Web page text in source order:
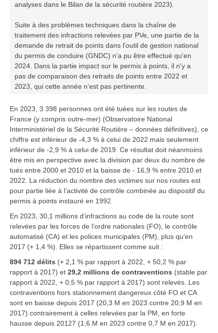
analyses dans le Bilan de la sécurité routière 2023).
Suite à des problèmes techniques dans la chaîne de
traitement des infractions relevées par PVe, une partie de la
demande de retrait de points dans l'outil de gestion national
du permis de conduire (GNDC) n'a pu être effectué qu'en
2024. Dans la partie impact sur le permis à points, il n'y a
pas de comparaison des retraits de points entre 2022 et
2023, qui cette année n’est pas pertinente.
En 2023, 3 398 personnes ont été tuées sur les routes de
France (y compris outre-mer) (Observatoire National
Interministériel de la Sécurité Routière – données définitives), ce
chiffre est inférieur de -4,3 % à celui de 2022 mais seulement
inférieur de -2,9 % à celui de 2019. Ce résultat doit néanmoins
être mis en perspective avec la division par deux du nombre de
tués entre 2000 et 2010 et la baisse de - 16,9 % entre 2010 et
2022. La réduction du nombre des victimes sur nos routes est
pour partie liée à l’activité de contrôle combinée au dispositif du
permis à points instauré en 1992.
En 2023, 30,1 millions d’infractions au code de la route sont
relevées par les forces de l’ordre nationales (FO), le contrôle
automatisé (CA) et les polices municipales (PM), plus qu’en
2017 (+ 1,4 %). Elles se répartissent comme suit :
894 712 délits (+ 2,1 % par rapport à 2022, + 50,2 % par
rapport à 2017) et 29,2 millions de contraventions (stable par
rapport à 2022, + 0,5 % par rapport à 2017) sont relevés. Les
contraventions hors stationnement dangereux côté FO et CA
sont en baisse depuis 2017 (20,3 M en 2023 contre 20,9 M en
2017) contrairement à celles relevées par la PM, en forte
hausse depuis 20127 (1,6 M en 2023 contre 0,7 M en 2017).